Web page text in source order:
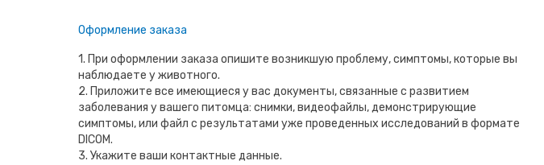
Оформление заказа
1. При оформлении заказа опишите возникшую проблему, симптомы, которые вы
наблюдаете у животного.
2. Приложите все имеющиеся у вас документы, связанные с развитием
заболевания у вашего питомца: снимки, видеофайлы, демонстрирующие
симптомы, или файл с результатами уже проведенных исследований в формате
DICOM.
3. Укажите ваши контактные данные.